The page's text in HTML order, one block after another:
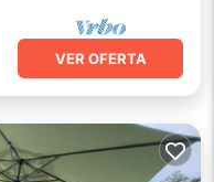
VER OFERTA